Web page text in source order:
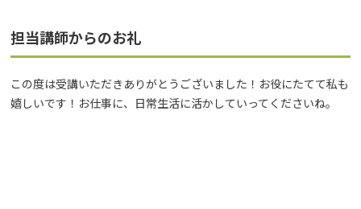
担当講師からのお礼
この度は受講いただきありがとうございました！お役にたてて私も
嬉しいです！お仕事に、日常生活に活かしていってくださいね。